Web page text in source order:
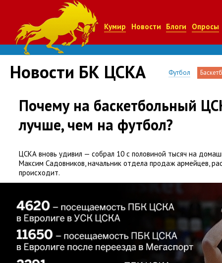
Кумир Новости Блоги Опросы
Новости БК ЦСКА Футбол
Почему на баскетбольный
лучше, чем на футбол?
ЦСКА вновь удивил — собрал 10 с половиной тысяч на
Максим Садовников, начальник отдела продаж армейцев,
происходит.